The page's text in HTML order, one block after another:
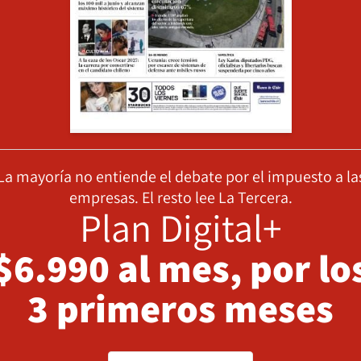
mayoría no entiende el debate por el impuesto a
empresas. El resto lee La Tercera.
Plan Digital+
al mes, por
3 primeros meses